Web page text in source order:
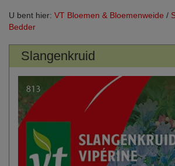
U bent hier: VT Bloemen & Bloemenweide /
Bedder
Slangenkruid